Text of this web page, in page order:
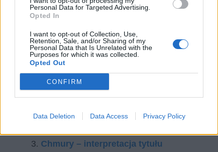
Personal Data for Targeted Advertising.
Opted In
I want to opt-out of Collection, Use,
Retention, Sale, and/or Sharing of my
Personal Data that Is Unrelated with the
Purposes for which it was collected.
Opted Out
CONFIRM
Data Deletion Data Access Privacy Policy
Chmury – streszczenie
Chmury – interpretacja tytułu